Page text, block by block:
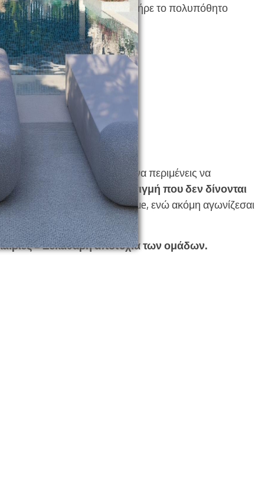
22%, που τα κατάφερε και πήρε το πολυπόθητο
τι γίνεται;
σίγουρα είναι σημαντικό.
ποδοσφαιριστών, το να περιμένεις να
μέσα στο γήπεδο (από τη στιγμή που δεν δίνονται
στο Champions League, ενώ ακόμη αγωνίζεσαι
= Ξεκάθαρη αποτυχία των ομάδων.